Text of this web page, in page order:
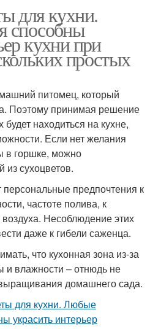
для кухни.
способны
кухни при
простых
питомец, который
Поэтому принимая решение
находиться на кухне,
Если нет желания
в горшке, можно
из сухоцветов.
предпочтения к
частоте полива, к
Несоблюдение этих
даже к гибели саженца.
что кухонная зона из-за
влажности – отнюдь не
домашнего сада.